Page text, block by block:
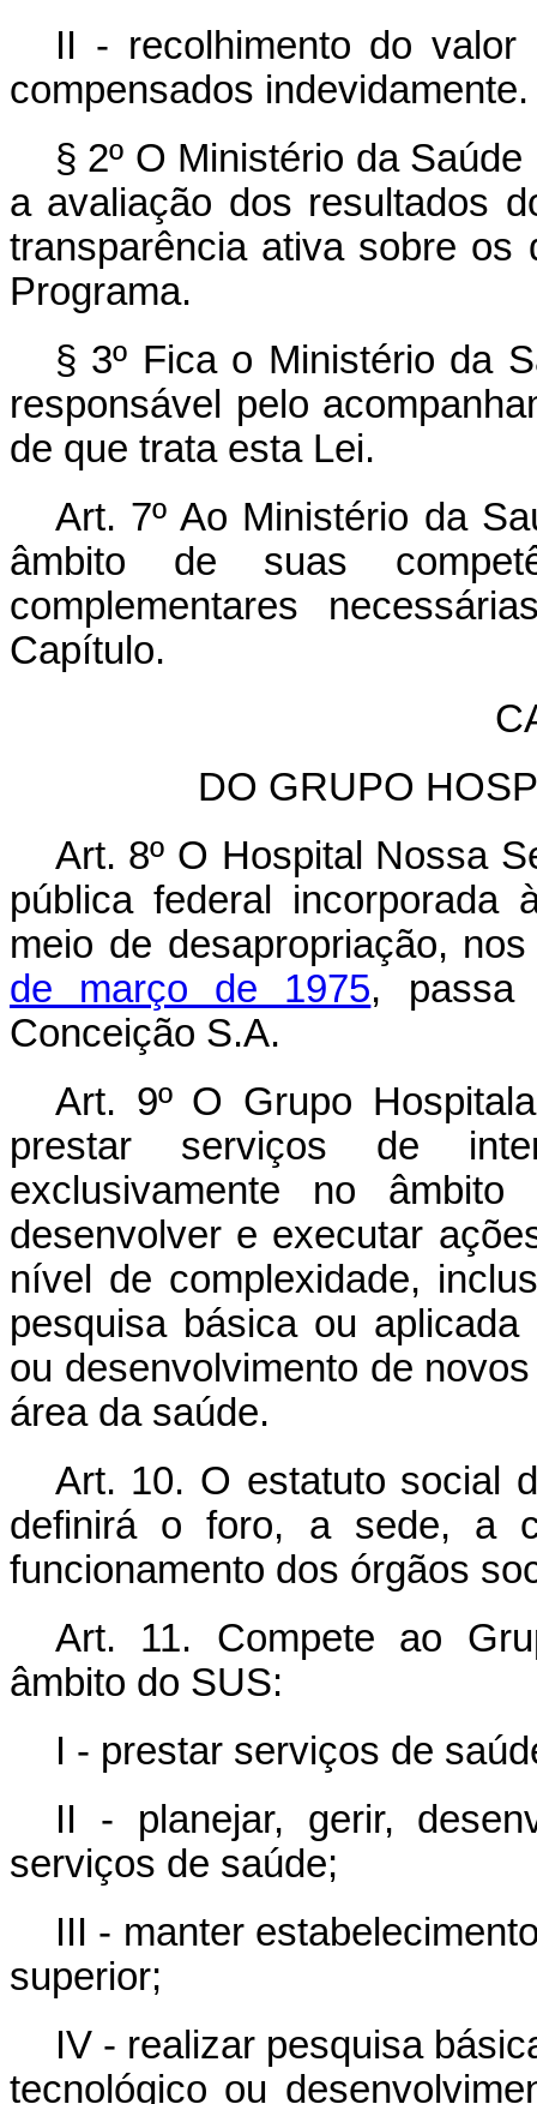
II - recolhimento do valor
compensados indevidamente.
§ 2º O Ministério da
a avaliação dos resultados
transparência ativa sobre os
Programa.
§ 3º Fica o Ministério da
responsável pelo
de que trata esta Lei.
Art. 7º Ao Ministério da
âmbito de suas
complementares
Capítulo.
DO GRUPO
Art. 8º O Hospital Nossa
pública federal incorporada
meio de desapropriação,
de março de 1975, passa
Conceição S.A.
Art. 9º O Grupo
prestar serviços de
exclusivamente no
desenvolver e executar
nível de complexidade,
pesquisa básica ou
ou desenvolvimento de
área da saúde.
Art. 10. O estatuto social
definirá o foro, a sede, a
funcionamento dos órgãos
Art. 11.
Compete ao
âmbito do SUS:
I - prestar serviços de
II - planejar, gerir,
serviços de saúde;
III - manter
superior;
IV - realizar pesquisa
tecnológico ou